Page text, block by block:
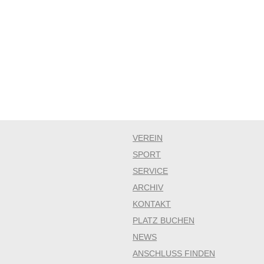
VEREIN
SPORT
SERVICE
ARCHIV
KONTAKT
PLATZ BUCHEN
NEWS
ANSCHLUSS FINDEN